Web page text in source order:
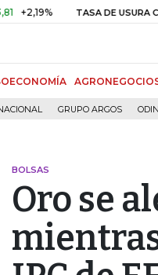
TASA DE USURA
GRUPO ARGOS
BOLSAS
Oro se